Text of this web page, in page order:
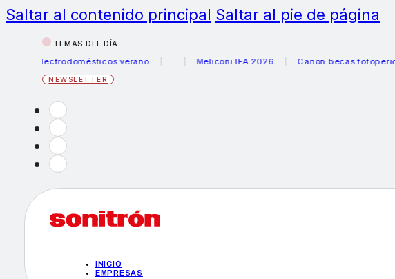
Saltar al contenido principal Saltar al pie de página
TEMAS DEL DÍA:
electrodomésticos verano
Meliconi IFA 2026 Canon becas fotoperiodismo
NEWSLETTER
INICIO
EMPRESAS